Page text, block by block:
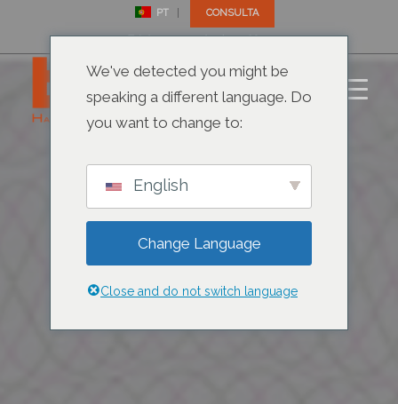
PT CONSULTA
Telefona-nos: +1 (305) 792-8677
We've detected you might be
speaking a different language. Do
you want to change to:
English
Change Language
Close and do not switch language